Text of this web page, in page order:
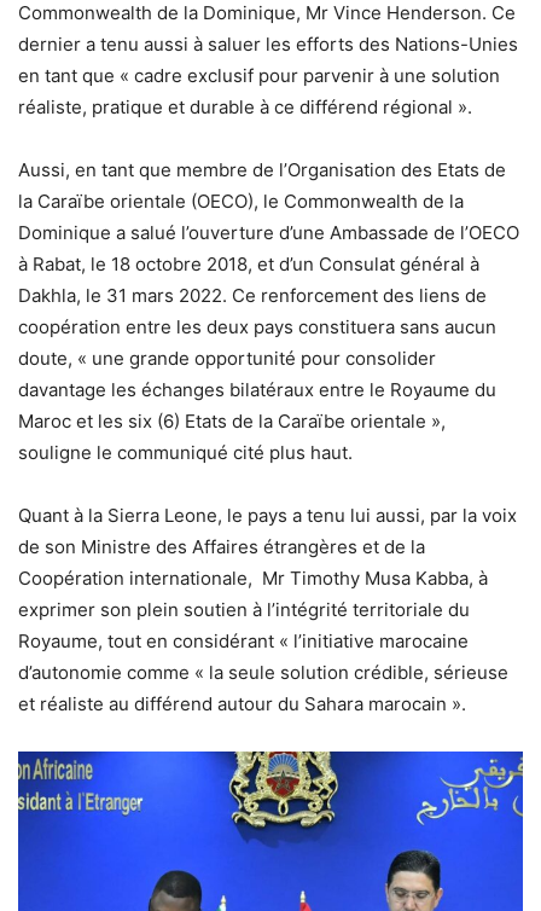
Commonwealth de la Dominique, Mr Vince Henderson. Ce
dernier a tenu aussi à saluer les efforts des Nations-Unies
en tant que « cadre exclusif pour parvenir à une solution
réaliste, pratique et durable à ce différend régional ».
Aussi, en tant que membre de l’Organisation des Etats de
la Caraïbe orientale (OECO), le Commonwealth de la
Dominique a salué l’ouverture d’une Ambassade de l’OECO
à Rabat, le 18 octobre 2018, et d’un Consulat général à
Dakhla, le 31 mars 2022. Ce renforcement des liens de
coopération entre les deux pays constituera sans aucun
doute, « une grande opportunité pour consolider
davantage les échanges bilatéraux entre le Royaume du
Maroc et les six (6) Etats de la Caraïbe orientale »,
souligne le communiqué cité plus haut.
Quant à la Sierra Leone, le pays a tenu lui aussi, par la voix
de son Ministre des Affaires étrangères et de la
Coopération internationale, Mr Timothy Musa Kabba, à
exprimer son plein soutien à l’intégrité territoriale du
Royaume, tout en considérant « l’initiative marocaine
d’autonomie comme « la seule solution crédible, sérieuse
et réaliste au différend autour du Sahara marocain ».